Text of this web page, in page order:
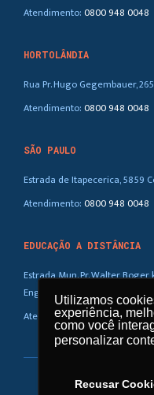
Utilizamos
experiência,
como você
personalizar
Recusar
Utilizamos
experiência,
como você
personalizar
Recusar
Atendimento:0800 948 0048
HORTOLÂNDIA
Rua Pr. Hugo Gegembauer,
Atendimento:0800 948 0048
SÃO PAULO
Estrada de Itapecerica, 5859
Atendimento:0800 948 0048
EDUCAÇÃO A DISTÂNCIA
Estrada Mun. Pr. Walter
Eng. Coelho – SP
Atendimento:0800 948 0048